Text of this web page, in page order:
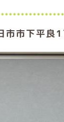
市市下平良